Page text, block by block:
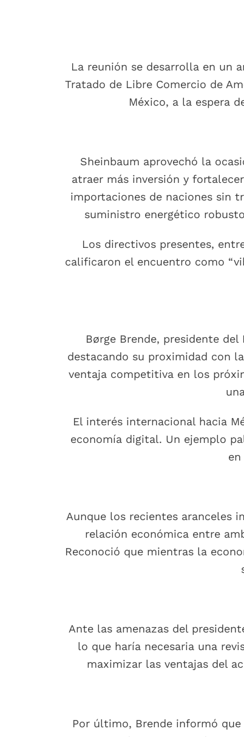
La reunión se desarrolla en un
Tratado de Libre Comercio de
México, a la espera
Sheinbaum aprovechó la
atraer más inversión y
importaciones de naciones sin
suministro energético
Los directivos presentes,
calificaron el encuentro como
Børge Brende, presidente
destacando su proximidad con
ventaja competitiva en los
El interés internacional hacia
economía digital. Un ejemplo
Aunque los recientes aranceles
relación económica entre
Reconoció que mientras la
Ante las amenazas del
lo que haría necesaria una
maximizar las ventajas del
Por último, Brende informó